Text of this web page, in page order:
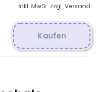
Inkl. MwSt. zzgl. Versand
Kaufen